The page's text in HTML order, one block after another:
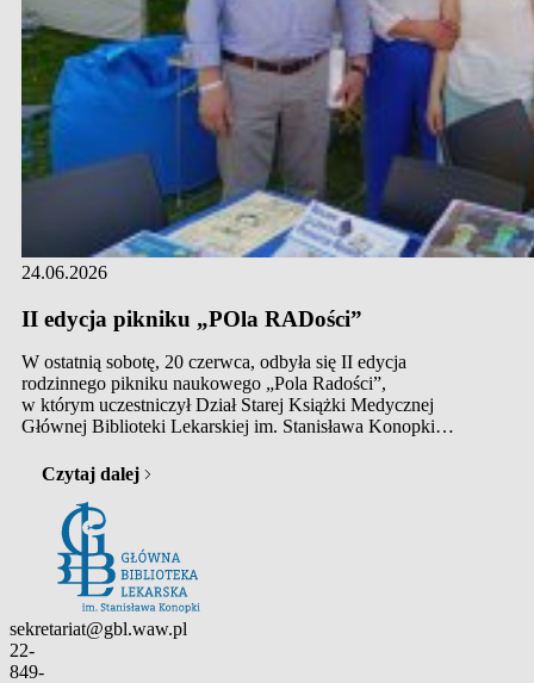
24.06.2026
II edycja pikniku „POla RADości”
W ostatnią sobotę, 20 czerwca, odbyła się II edycja
rodzinnego pikniku naukowego „Pola Radości”,
w którym uczestniczył Dział Starej Książki Medycznej
Głównej Biblioteki Lekarskiej im. Stanisława Konopki
był Narodowy Instytut Onkologii im. Marii Skłodowskiej-
Curie – PIB, we współpracy z burmistrzem Piotrem
Krasnodębskim, Radą i Zarządem Dzielnicy Ochota m.st.
Warszawy oraz Stowarzyszeniem SARCOMA. Piknik,
na którym przygotowano ponad 20 stanowisk, odbył się
w Parku…
Czytaj dalej
Kontakt
sekretariat@gbl.waw.pl
22-
849-